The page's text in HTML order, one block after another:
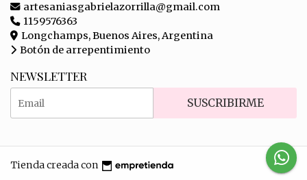
artesaniasgabrielazorrilla@gmail.com
1159576363
Longchamps, Buenos Aires, Argentina
Botón de arrepentimiento
NEWSLETTER
SUSCRIBIRME
Tienda creada con